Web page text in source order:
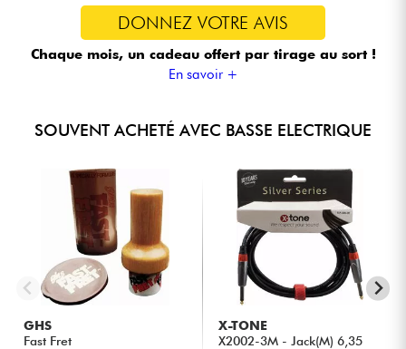
DONNEZ VOTRE AVIS
Chaque mois, un cadeau offert par tirage au sort !
En savoir +
SOUVENT ACHETÉ AVEC BASSE ELECTRIQUE
GHS
Fast Fret
X-TONE
X2002-3M - Jack(M) 6,35